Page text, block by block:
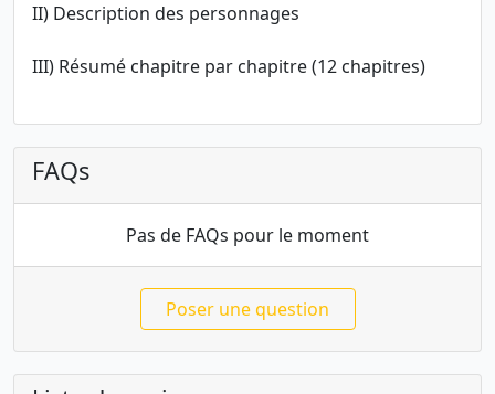
II) Description des personnages
III) Résumé chapitre par chapitre (12 chapitres)
FAQs
Pas de FAQs pour le moment
Poser une question